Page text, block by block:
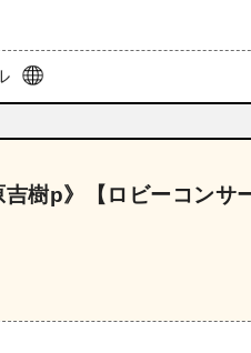
樹p》【ロビーコンサ